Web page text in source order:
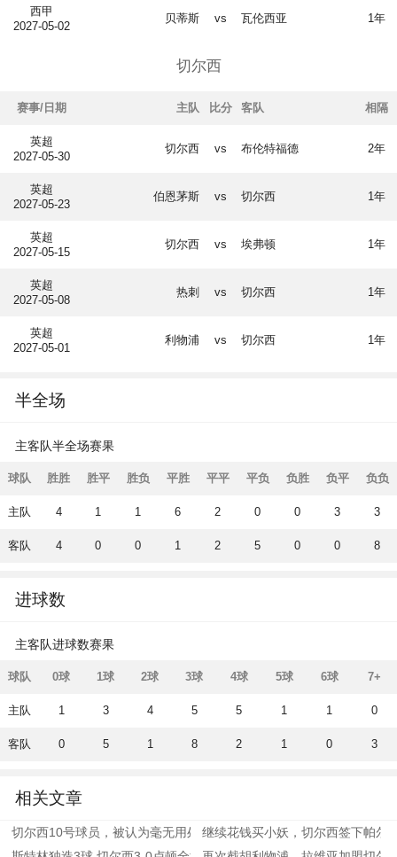
西甲
2027-05-02
贝蒂斯 vs 瓦伦西亚 1年
切尔西
赛事/日期 主队 比分 客队 相隔
英超
2027-05-30
切尔西 vs 布伦特福德 2年
英超
2027-05-23
伯恩茅斯 vs 切尔西 1年
英超
2027-05-15
切尔西 vs 埃弗顿 1年
英超
2027-05-08
热刺 vs 切尔西 1年
英超
2027-05-01
利物浦 vs 切尔西 1年
半全场
主客队半全场赛果
球队 胜胜 胜平 胜负 平胜 平平 平负 负胜 负平 负负
主队 4 1 1 6 2 0 0 3 3
客队 4 0 0 1 2 5 0 0 8
进球数
主客队进球数赛果
球队 0球 1球 2球 3球 4球 5球 6球 7+
主队 1 3 4 5 5 1 1 0
客队 0 5 1 8 2 1 0 3
相关文章
切尔西10号球员，被认为毫无用处，更应该加盟阿森纳
继续花钱买小妖，切尔西签下帕尔